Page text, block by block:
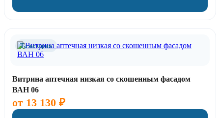
Та же серия
Витрина аптечная низкая со скошенным фасадом
ВАН 06
от 13 130 ₽